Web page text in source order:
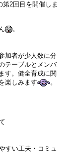
2回目を開催しま
。
加者が少人数に分
テーブルとメンバ
す。健全育成に関
楽しみます
。
すい工夫・コミュ